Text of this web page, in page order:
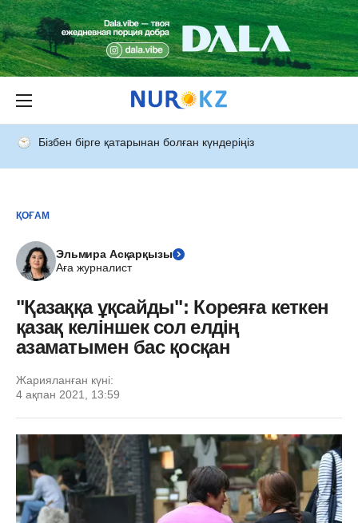
Бізбен бірге қатарынан болған күндеріңіз
ҚОҒАМ
Эльмира Асқарқызы
Аға журналист
"Қазаққа ұқсайды": Кореяға кеткен
қазақ келіншек сол елдің
азаматымен бас қосқан
Жарияланған күні:
4 ақпан 2021, 13:59